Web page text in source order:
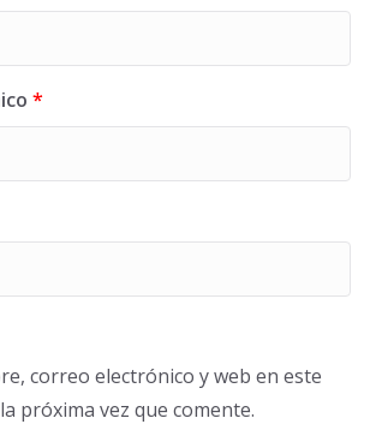
*
correo electrónico y web en este
próxima vez que comente.